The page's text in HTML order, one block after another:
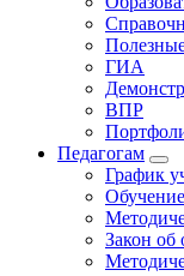
ГИА
ВПР
Педагогам
График
Закон об